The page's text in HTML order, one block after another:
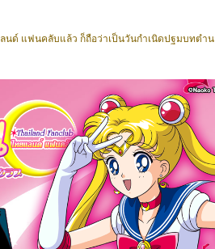
ด์ แฟนคลับแล้ว ก็ถือว่าเป็นวันกำเนิดปฐมบทตำ